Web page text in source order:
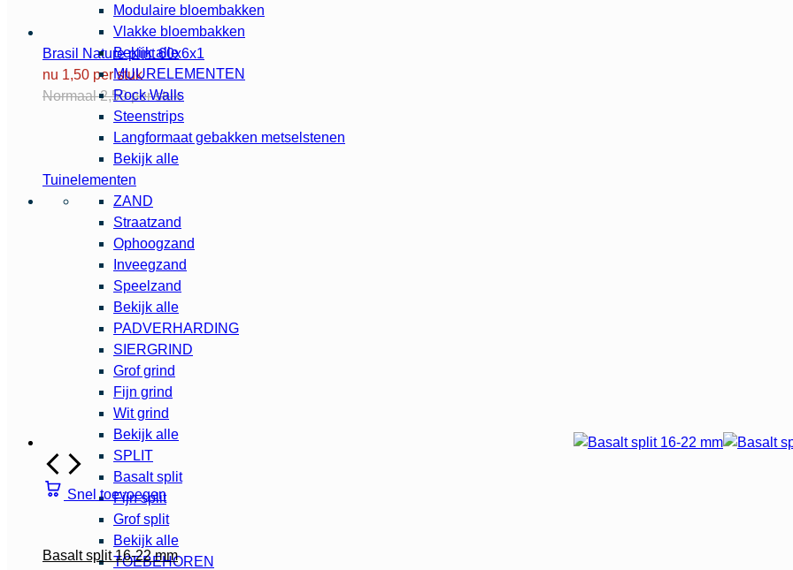
Brasil Nature plint 60x6x1
nu 1,50 per stuk
Normaal 2,50 per stuk
Modulaire bloembakken
Vlakke bloembakken
Bekijk alle
MUURELEMENTEN
Rock Walls
Steenstrips
Langformaat gebakken metselstenen
Bekijk alle
Tuinelementen
ZAND
Straatzand
Ophoogzand
Inveegzand
Speelzand
Bekijk alle
PADVERHARDING
SIERGRIND
Grof grind
Fijn grind
Wit grind
Bekijk alle
SPLIT
Basalt split
Fijn split
Grof split
Bekijk alle
TOEBEHOREN
Snel toevoegen
Basalt split 16-22 mm